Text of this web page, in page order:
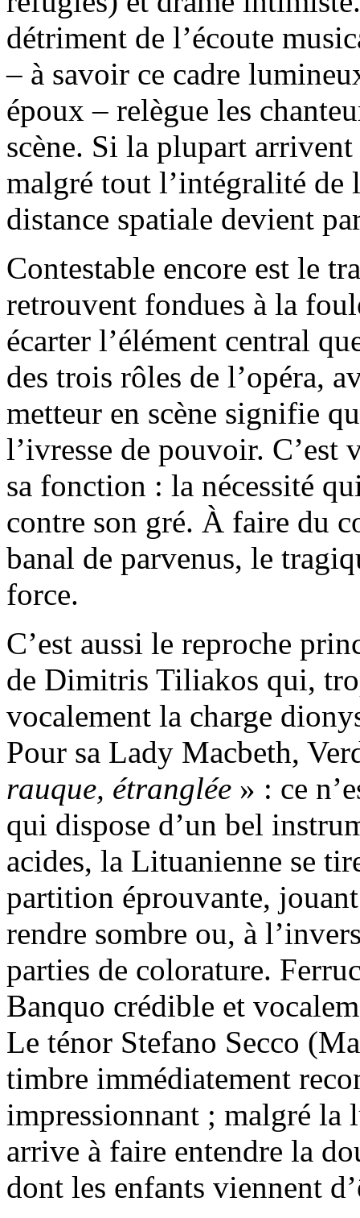
détriment de l’écoute
– à savoir ce cadre
époux – relègue les
scène. Si la plupart arrivent
malgré tout l’intégralité de
distance spatiale devient
Contestable encore est le
retrouvent fondues à la
écarter l’élément central
des trois rôles de l’opéra,
metteur en scène signifie
l’ivresse de pouvoir. C’est
sa fonction : la nécessité
contre son gré. À faire du
banal de parvenus, le
force.
C’est aussi le reproche
de Dimitris Tiliakos qui,
vocalement la charge
Pour sa Lady Macbeth,
rauque, étranglée » : ce
qui dispose d’un bel
acides, la Lituanienne se
partition éprouvante,
rendre sombre ou, à
parties de colorature.
Banquo crédible et
Le ténor Stefano Secco
timbre immédiatement
impressionnant ; malgré
arrive à faire entendre la
dont les enfants viennent